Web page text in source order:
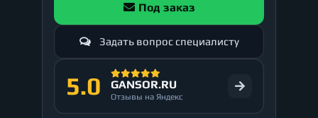
Под заказ
Задать вопрос специалисту
5.0 GANSOR.RU
Отзывы на Яндекс